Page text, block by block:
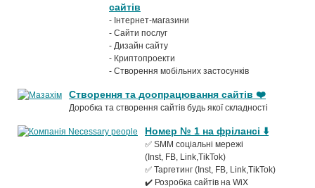
сайтів
- Інтернет-магазини
- Сайти послуг
- Дизайн сайту
- Криптопроекти
- Створення мобільних застосунків
Створення та доопрацювання сайтів ❤️
Доробка та створення сайтів будь якої складності
Номер № 1 на фрілансі ⬇️
✅ SMM соціальні мережі
(Inst, FB, Link,TikTok)
✅ Таргетинг (Inst, FB, Link,TikTok)
✔️ Розробка сайтів на WiX